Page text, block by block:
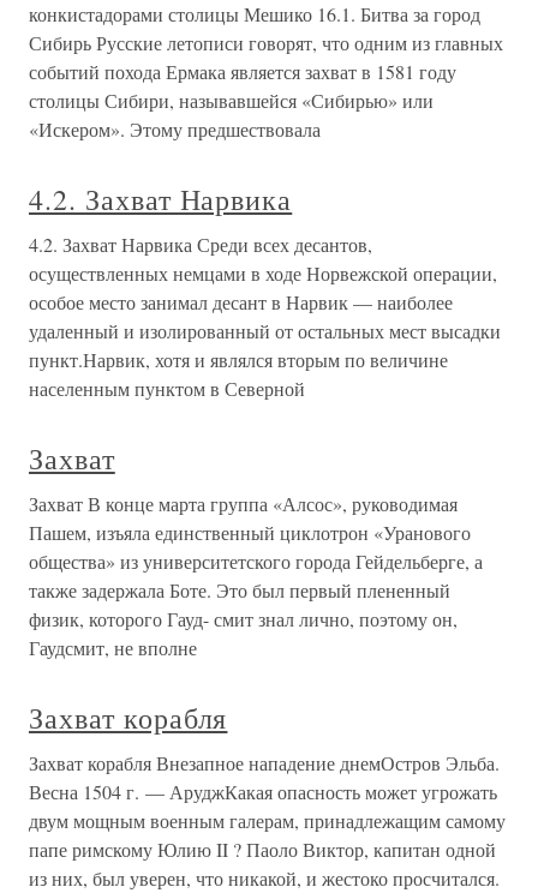
конкистадорами столицы Мешико 16.1. Битва за город
Сибирь Русские летописи говорят, что одним из главных
событий похода Ермака является захват в 1581 году
столицы Сибири, называвшейся «Сибирью» или
«Искером». Этому предшествовала
4.2. Захват Нарвика
4.2. Захват Нарвика Среди всех десантов,
осуществленных немцами в ходе Норвежской операции,
особое место занимал десант в Нарвик — наиболее
удаленный и изолированный от остальных мест высадки
пункт.Нарвик, хотя и являлся вторым по величине
населенным пунктом в Северной
Захват
Захват В конце марта группа «Алсос», руководимая
Пашем, изъяла единственный циклотрон «Уранового
общества» из университетского города Гейдельберге, а
также задержала Боте. Это был первый плененный
физик, которого Гауд- смит знал лично, поэтому он,
Гаудсмит, не вполне
Захват корабля
Захват корабля Внезапное нападение днемОстров Эльба.
Весна 1504 г. — АруджКакая опасность может угрожать
двум мощным военным галерам, принадлежащим самому
папе римскому Юлию II ? Паоло Виктор, капитан одной
из них, был уверен, что никакой, и жестоко просчитался.